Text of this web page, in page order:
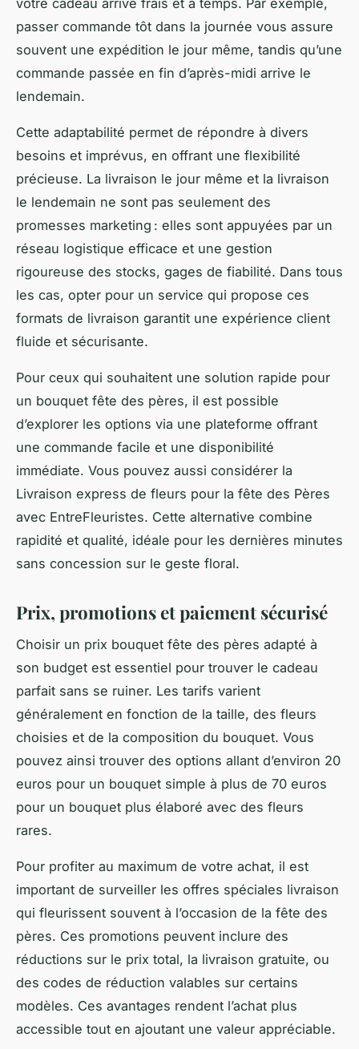
passer commande tôt dans la journée vous assure
souvent une expédition le jour même, tandis qu’une
commande passée en fin d’après-midi arrive le
lendemain.
Cette adaptabilité permet de répondre à divers
besoins et imprévus, en offrant une flexibilité
précieuse. La livraison le jour même et la livraison
le lendemain ne sont pas seulement des
promesses marketing : elles sont appuyées par un
réseau logistique efficace et une gestion
rigoureuse des stocks, gages de fiabilité. Dans tous
les cas, opter pour un service qui propose ces
formats de livraison garantit une expérience client
fluide et sécurisante.
Pour ceux qui souhaitent une solution rapide pour
un bouquet fête des pères, il est possible
d’explorer les options via une plateforme offrant
une commande facile et une disponibilité
immédiate. Vous pouvez aussi considérer la
Livraison express de fleurs pour la fête des Pères
avec EntreFleuristes. Cette alternative combine
rapidité et qualité, idéale pour les dernières minutes
sans concession sur le geste floral.
Prix, promotions et paiement sécurisé
Choisir un prix bouquet fête des pères adapté à
son budget est essentiel pour trouver le cadeau
parfait sans se ruiner. Les tarifs varient
généralement en fonction de la taille, des fleurs
choisies et de la composition du bouquet. Vous
pouvez ainsi trouver des options allant d’environ 20
euros pour un bouquet simple à plus de 70 euros
pour un bouquet plus élaboré avec des fleurs
rares.
Pour profiter au maximum de votre achat, il est
important de surveiller les offres spéciales livraison
qui fleurissent souvent à l’occasion de la fête des
pères. Ces promotions peuvent inclure des
réductions sur le prix total, la livraison gratuite, ou
des codes de réduction valables sur certains
modèles. Ces avantages rendent l’achat plus
accessible tout en ajoutant une valeur appréciable.